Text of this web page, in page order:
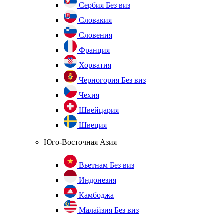
Сербия Без виз
Словакия
Словения
Франция
Хорватия
Черногория Без виз
Чехия
Швейцария
Швеция
Юго-Восточная Азия
Вьетнам Без виз
Индонезия
Камбоджа
Малайзия Без виз